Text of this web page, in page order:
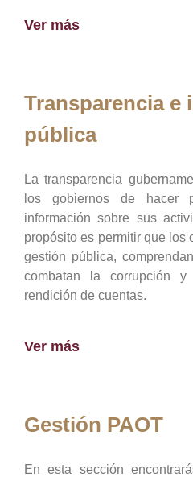
Ver más
Transparencia e
pública
La transparencia
los gobiernos de hacer
información sobre sus
propósito es permitir que los
gestión pública,
combatan la corrupción y
rendición de cuentas.
Ver más
Gestión PAOT
En esta sección